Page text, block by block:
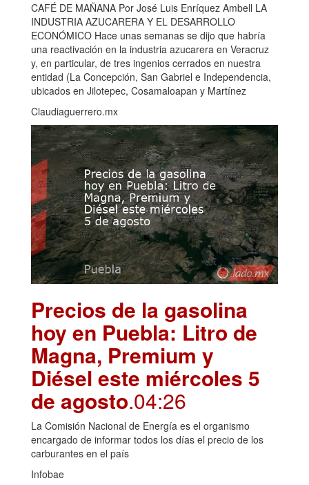
CAFÉ DE MAÑANA Por José Luis Enríquez Ambell LA
INDUSTRIA AZUCARERA Y EL DESARROLLO
ECONÓMICO Hace unas semanas se dijo que habría
una reactivación en la industria azucarera en Veracruz
y, en particular, de tres ingenios cerrados en nuestra
entidad (La Concepción, San Gabriel e Independencia,
ubicados en Jilotepec, Cosamaloapan y Martínez
Claudiaguerrero.mx
Precios de la gasolina
hoy en Puebla: Litro de
Magna, Premium y
Diésel este miércoles 5
de agosto.04:26
La Comisión Nacional de Energía es el organismo
encargado de informar todos los días el precio de los
carburantes en el país
Infobae